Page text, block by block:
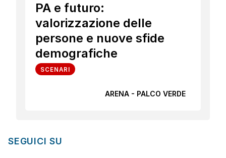
PA e futuro:
valorizzazione delle
persone e nuove sfide
demografiche
SCENARI
ARENA - PALCO VERDE
SEGUICI SU